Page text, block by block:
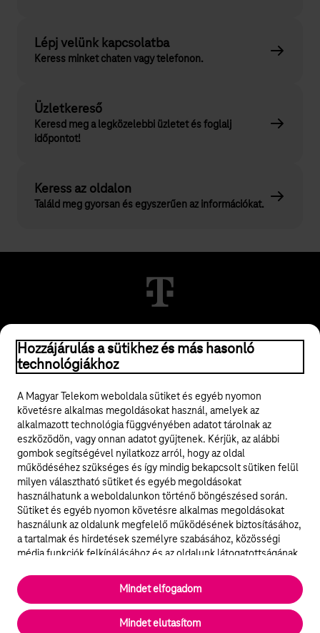
Lépj velünk kapcsolatba
Keress minket chaten vagy telefonon.
Üzletkereső
Keresd meg a legközelebbi üzletet és foglalj
időpontot!
Keress az oldalon
Találd meg gyorsan és egyszerűen az információkat.
© 2026 Magyar Telekom Nyrt.
ÁSZF
Adatvédelem
Felhívások
Hírlevél
Közösségi média
Cookie beállítások
English
Hozzájárulás a sütikhez és más hasonló
technológiákhoz
A Magyar Telekom weboldala sütiket és egyéb nyomon
követésre alkalmas megoldásokat használ, amelyek az
alkalmazott technológia függvényében adatot tárolnak az
eszközödön, vagy onnan adatot gyűjtenek. Kérjük, az alábbi
gombok segítségével nyilatkozz arról, hogy az oldal
működéséhez szükséges és így mindig bekapcsolt sütiken felül
milyen választható sütiket és egyéb megoldásokat
használhatunk a weboldalunkon történő böngészésed során.
Sütiket és egyéb nyomon követésre alkalmas megoldásokat
használunk az oldalunk megfelelő működésének biztosításához,
a tartalmak és hirdetések személyre szabásához, közösségi
média funkciók felkínálásához és az oldalunk látogatottságának
elengedhetetlenek a weboldal működéséhez és nem lehet
kikapcsolni őket a weboldal látogatása során rendszerünkből. A
statisztikai, vagy marketing célú sütik segítségével bizonyos
esetekben az oldalhasználattal kapcsolatos információkat is
Mindet elutasítom
Mindet elfogadom